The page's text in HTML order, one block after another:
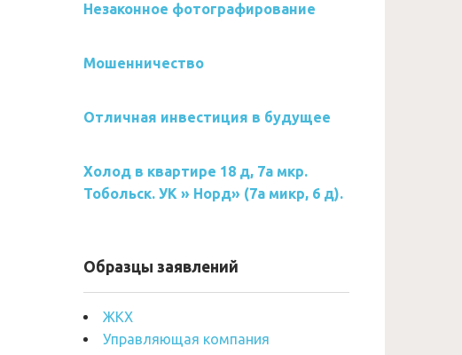
Незаконное фотографирование
Мошенничество
Отличная инвестиция в будущее
Холод в квартире 18 д, 7а мкр.
Тобольск. УК » Норд» (7а микр, 6 д).
Образцы заявлений
ЖКХ
Управляющая компания